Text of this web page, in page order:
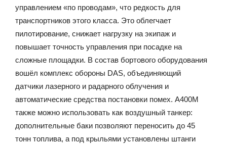
управлением «по проводам», что редкость для
транспортников этого класса. Это облегчает
пилотирование, снижает нагрузку на экипаж и
повышает точность управления при посадке на
сложные площадки. В состав бортового оборудования
вошёл комплекс обороны DAS, объединяющий
датчики лазерного и радарного облучения и
автоматические средства постановки помех. A400M
также можно использовать как воздушный танкер:
дополнительные баки позволяют переносить до 45
тонн топлива, а под крыльями установлены штанги